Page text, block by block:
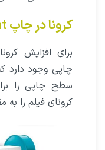
کرونا در چاپ Corona Treatment
برای افزایش
چاپی وجود دارد
سطح چاپی را
کرونای فیلم را به